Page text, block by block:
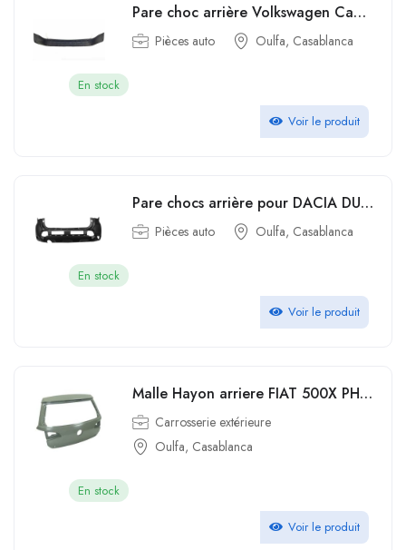
Pare choc arrière Volkswagen Caddy 2017 Type Origine
Pièces auto Oulfa, Casablanca
En stock
Voir le produit
Pare chocs arrière pour DACIA DUSTER 2 phase 1 depuis 2018 Type Origine
Pièces auto Oulfa, Casablanca
En stock
Voir le produit
Malle Hayon arriere FIAT 500X PHASE 1 1 4i 16V TURBO R82978471
Carrosserie extérieure
Oulfa, Casablanca
En stock
Voir le produit